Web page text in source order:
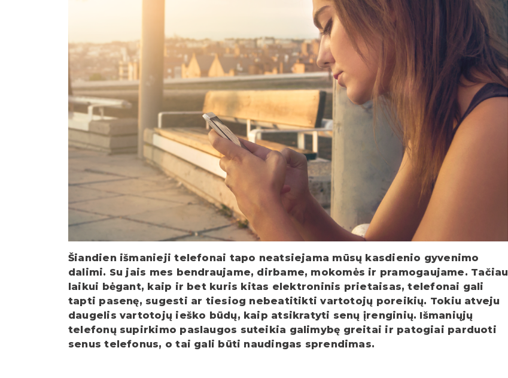
Šiandien išmanieji telefonai tapo neatsiejama mūsų kasdienio gyvenimo
dalimi. Su jais mes bendraujame, dirbame, mokomės ir pramogaujame. Tačiau
laikui bėgant, kaip ir bet kuris kitas elektroninis prietaisas, telefonai gali
tapti pasenę, sugesti ar tiesiog nebeatitikti vartotojų poreikių. Tokiu atveju
daugelis vartotojų ieško būdų, kaip atsikratyti senų įrenginių. Išmaniųjų
telefonų supirkimo paslaugos suteikia galimybę greitai ir patogiai parduoti
senus telefonus, o tai gali būti naudingas sprendimas.